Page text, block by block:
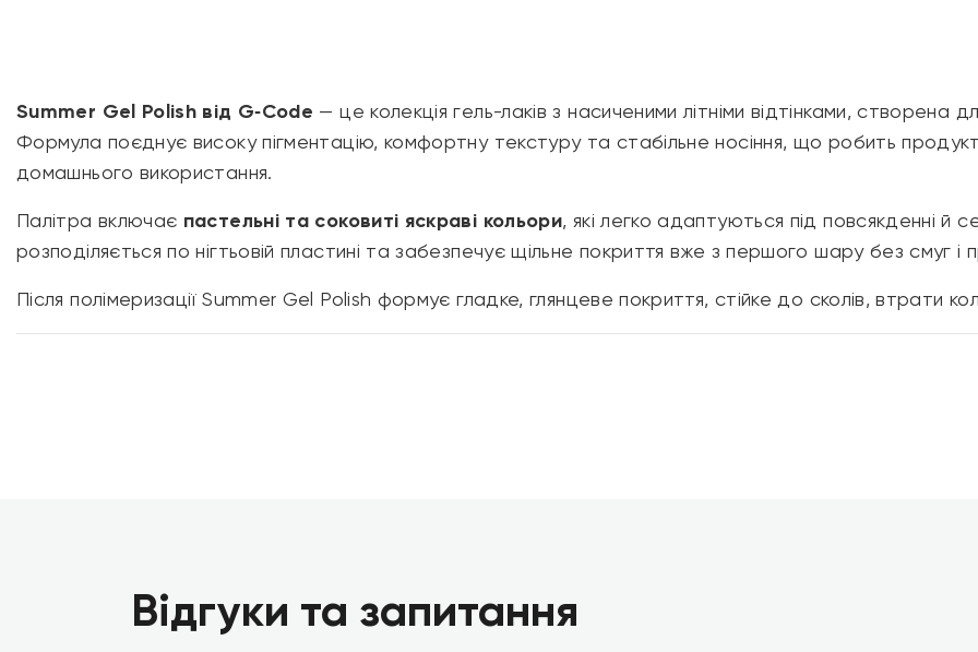
Summer Gel Polish від G‑Code — це колекція гель-лаків з насиченими літніми відтінками, створена
Формула поєднує високу пігментацію, комфортну текстуру та стабільне носіння, що робить
домашнього використання.
Палітра включає пастельні та соковиті яскраві кольори, які легко адаптуються під повсякденні й
розподіляється по нігтьовій пластині та забезпечує щільне покриття вже з першого шару без смуг і
Після полімеризації Summer Gel Polish формує гладке, глянцеве покриття, стійке до сколів, втрати
Відгуки та запитання